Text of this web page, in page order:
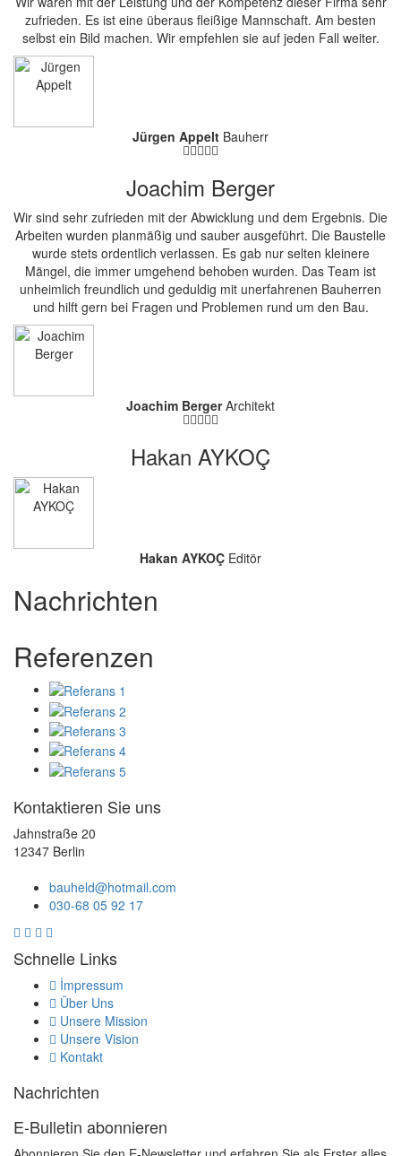
zufrieden. Es ist eine überaus fleißige Mannschaft. Am besten
selbst ein Bild machen. Wir empfehlen sie auf jeden Fall weiter.
Jürgen Appelt Bauherr
Joachim Berger
Wir sind sehr zufrieden mit der Abwicklung und dem Ergebnis. Die
Arbeiten wurden planmäßig und sauber ausgeführt. Die Baustelle
wurde stets ordentlich verlassen. Es gab nur selten kleinere
Mängel, die immer umgehend behoben wurden. Das Team ist
unheimlich freundlich und geduldig mit unerfahrenen Bauherren
und hilft gern bei Fragen und Problemen rund um den Bau.
Joachim Berger Architekt
Hakan AYKOÇ
Hakan AYKOÇ Editör
Nachrichten
Referenzen
Kontaktieren Sie uns
Jahnstraße 20
12347 Berlin
bauheld@hotmail.com
030-68 05 92 17
Schnelle Links
İmpressum
Über Uns
Unsere Mission
Unsere Vision
Kontakt
Nachrichten
E-Bulletin abonnieren